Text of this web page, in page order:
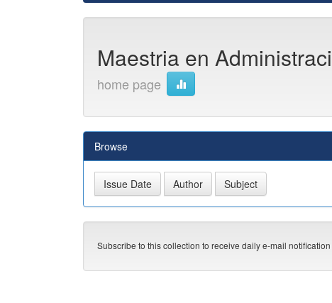
Maestria en
home page
Browse
Subscribe to this collection to receive daily e-mail